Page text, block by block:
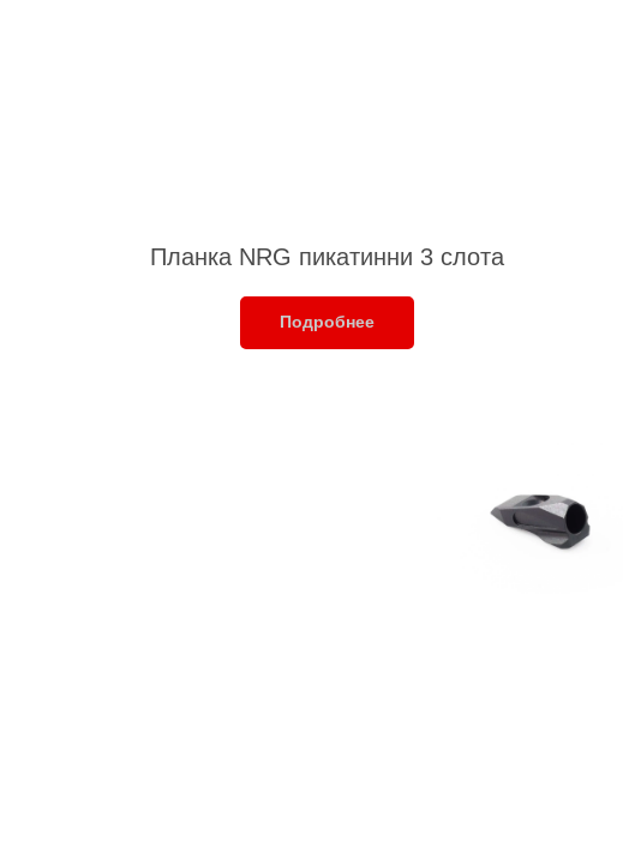
Планка NRG пикатинни 3 слота
Подробнее